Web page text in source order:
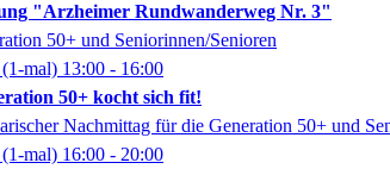
"Arzheimer Rundwanderweg Nr. 3"
50+ und Seniorinnen/Senioren
(1-mal) 13:00 - 16:00
50+ kocht sich fit!
Nachmittag für die Generation 50+ und
(1-mal) 16:00 - 20:00